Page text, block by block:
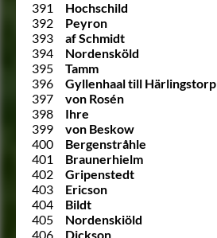
391
Hochschild
392
Peyron
393
af Schmidt
394
Nordensköld
395
Tamm
396
Gyllenhaal till Härlingstorp
397
von Rosén
398
Ihre
399
von Beskow
400
Bergenstråhle
401
Braunerhielm
402
Gripenstedt
403
Ericson
404
Bildt
405
Nordenskiöld
406
Dickson